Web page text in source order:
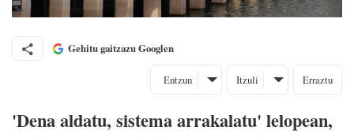
Gehitu gaitzazu Googlen
Entzun Itzuli Erraztu
'Dena aldatu, sistema arrakalatu' lelopean,